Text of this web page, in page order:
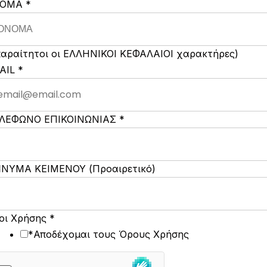
*
οι ΕΛΛΗΝΙΚΟΙ ΚΕΦΑΛΑΙΟΙ χαρακτήρες)
*
ΕΠΙΚΟΙΝΩΝΙΑΣ *
ΚΕΙΜΕΝΟΥ (Προαιρετικό)
Χρήσης *
*Αποδέχομαι τους Όρους Χρήσης